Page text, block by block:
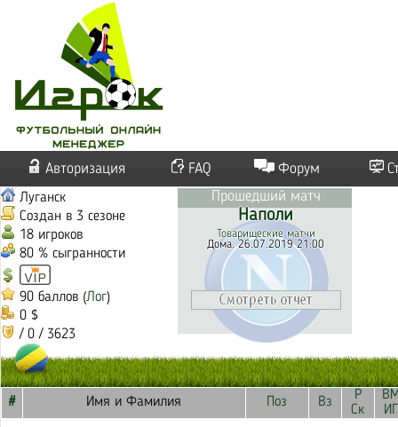
Авторизация FAQ Форум
Луганск
Создан в 3 сезоне
18 игроков
80 % сыгранности
90 баллов (Лог)
0 $
/ 0 / 3623
Прошедший матч
Наполи
Товарищеские матчи
Дома. 26.07.2019 21:00
# Имя и Фамилия Поз Вз
Р
Ск
ИГ